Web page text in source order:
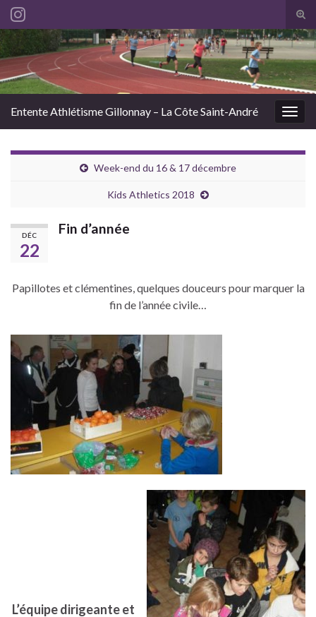
Search for:
Entente Athlétisme Gillonnay – La Côte Saint-André
Week-end du 16 & 17 décembre
Kids Athletics 2018
DÉC
22
Fin d’année
Papillotes et clémentines, quelques douceurs pour marquer la
fin de l’année civile…
L’équipe dirigeante et